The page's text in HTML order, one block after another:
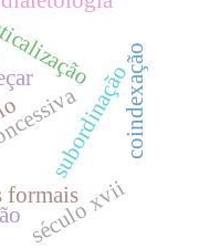
formais
subordinação
século xvii
coindexação